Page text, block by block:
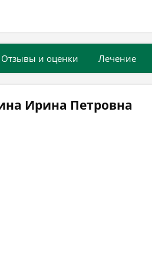
Отзывы и оценки Лечение
Ирина Петровна